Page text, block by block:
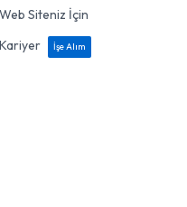
Web Siteniz İçin
Kariyer
İşe Alım